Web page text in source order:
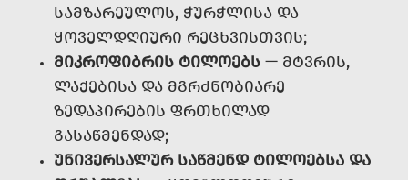
ᲡᲐᲛᲖᲐᲠᲔᲣᲚᲝᲡ, ᲭᲣᲠᲭᲚᲘᲡᲐ ᲓᲐ
ᲧᲝᲕᲔᲚᲓᲦᲘᲣᲠᲘ ᲠᲔᲪᲮᲕᲘᲡᲗᲕᲘᲡ;
ᲛᲘᲙᲠᲝᲤᲘᲑᲠᲘᲡ ᲢᲘᲚᲝᲔᲑᲡ — ᲛᲢᲕᲠᲘᲡ,
ᲚᲐᲥᲔᲑᲘᲡᲐ ᲓᲐ ᲛᲒᲠᲫᲜᲝᲑᲘᲐᲠᲔ
ᲖᲔᲓᲐᲞᲘᲠᲔᲑᲘᲡ ᲤᲠᲗᲮᲘᲚᲐᲓ
ᲒᲐᲡᲐᲬᲛᲔᲜᲓᲐᲓ;
ᲣᲜᲘᲕᲔᲠᲡᲐᲚᲣᲠ ᲡᲐᲬᲛᲔᲜᲓ ᲢᲘᲚᲝᲔᲑᲡᲐ ᲓᲐ